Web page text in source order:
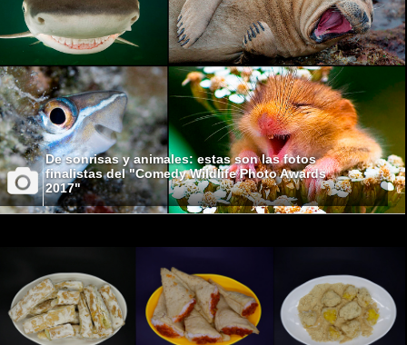
De sonrisas y animales: estas son las fotos
finalistas del "Comedy Wildlife Photo Awards
2017"